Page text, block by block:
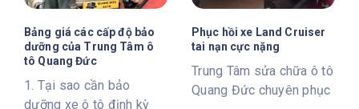
Bảng giá các cấp độ bảo
dưỡng của Trung Tâm ô
tô Quang Đức
1. Tại sao cần bảo
dưỡng xe ô tô định kỳ
Phục hồi xe Land Cruiser
tai nạn cực nặng
Trung Tâm sửa chữa ô tô
Quang Đức chuyên phục